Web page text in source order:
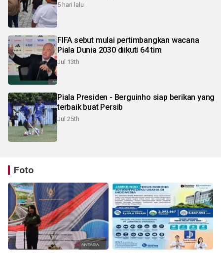
5 hari lalu
FIFA sebut mulai pertimbangkan wacana
Piala Dunia 2030 diikuti 64 tim
Jul 13th
Piala Presiden - Berguinho siap berikan yang
terbaik buat Persib
Jul 25th
Foto